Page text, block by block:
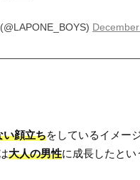
い顔立ちをしているイメー
大人の男性に成長したとい